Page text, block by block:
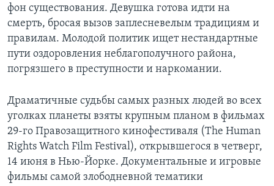
фон существования. Девушка готова идти на
смерть, бросая вызов заплесневелым традициям и
правилам. Молодой политик ищет нестандартные
пути оздоровления неблагополучного района,
погрязшего в преступности и наркомании.
Драматичные судьбы самых разных людей во всех
уголках планеты взяты крупным планом в фильмах
29-го Правозащитного кинофестиваля (The Human
Rights Watch Film Festival), открывшегося в четверг,
14 июня в Нью-Йорке. Документальные и игровые
фильмы самой злободневной тематики